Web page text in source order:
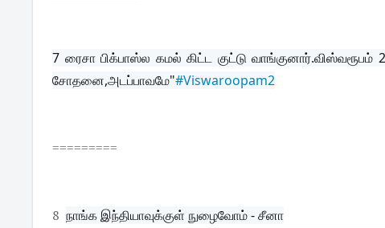
7 ரைசா பிக்பாஸ்ல கமல் கிட்ட குட்டு
சோதனை,அடப்பாவமே"#Viswaroopam2
=========
8நாங்க இந்தியாவுக்குள் நுழைவோம் - சீனா